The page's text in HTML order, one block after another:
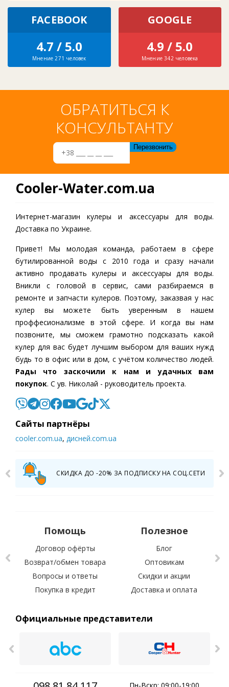
FACEBOOK
4.7 / 5.0
Мнение 271 человек
GOOGLE
4.9 / 5.0
Мнение 342 человека
ОБРАТИТЬСЯ К
КОНСУЛЬТАНТУ
Cooler-Water.com.ua
Интернет-магазин кулеры и аксессуары для воды.
Доставка по Украине.
Привет! Мы молодая команда, работаем в сфере
бутилированной воды c 2010 года и сразу начали
активно продавать кулеры и аксессуары для воды.
Вникли с головой в сервис, сами разбираемся в
ремонте и запчасти кулеров. Поэтому, заказвая у нас
кулер вы можете быть уверенным в нашем
проффесионализме в этой сфере. И когда вы нам
позвоните, мы сможем грамотно подсказать какой
кулер для вас будет лучшим выбором для ваших нужд
будь то в офис или в дом, с учётом количество людей.
Рады что заскочили к нам и удачных вам
покупок. С ув. Николай - руководитель проекта.
Cайты партнёры
cooler.com.ua, дисней.com.ua
СКИДКА ДО -20% ЗА ПОДПИСКУ НА СОЦ.СЕТИ
Помощь
Договор офёрты
Возврат/обмен товара
Вопросы и ответы
Покупка в кредит
Полезное
Блог
Оптовикам
Скидки и акции
Доставка и оплата
Официальные представители